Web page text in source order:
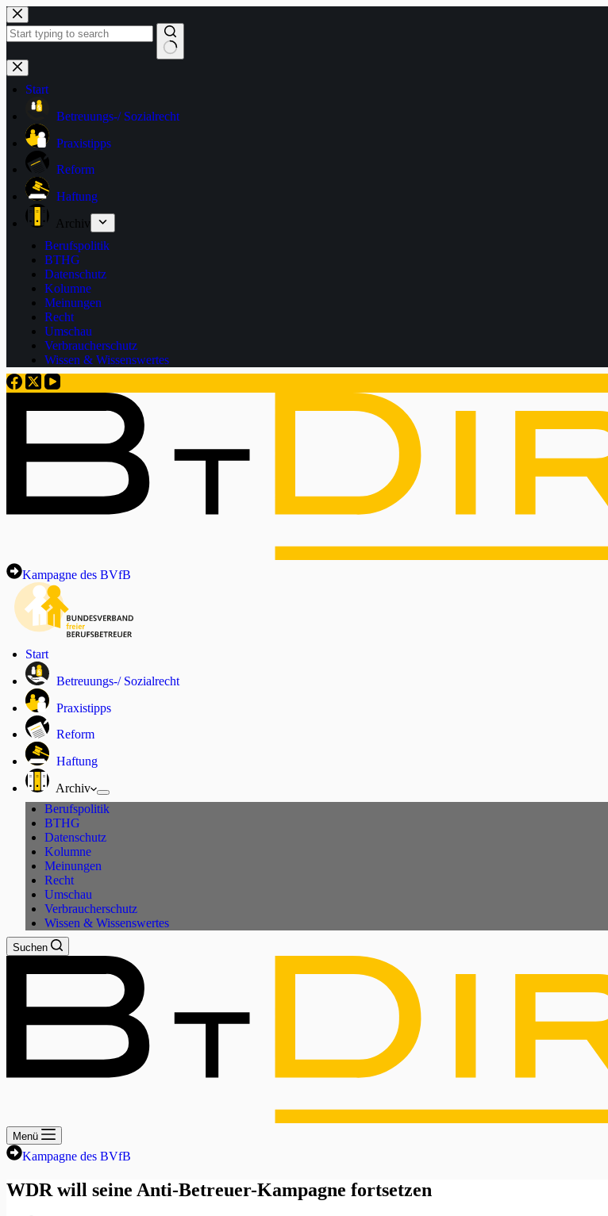
Zum
Inhalt
springen
Keine
Ergebnisse
Start
Betreuungs-/ Sozialrecht
Praxistipps
Reform
Haftung
Archiv
Berufspolitik
BTHG
Datenschutz
Kolumne
Meinungen
Recht
Umschau
Verbraucherschutz
Wissen & Wissenswertes
Kampagne des BVfB
Start
Betreuungs-/ Sozialrecht
Praxistipps
Reform
Haftung
Archiv
Berufspolitik
BTHG
Datenschutz
Kolumne
Meinungen
Recht
Umschau
Verbraucherschutz
Wissen & Wissenswertes
Suchen
Menü
Kampagne des BVfB
WDR will seine Anti-Betreuer-Kampagne fortsetzen